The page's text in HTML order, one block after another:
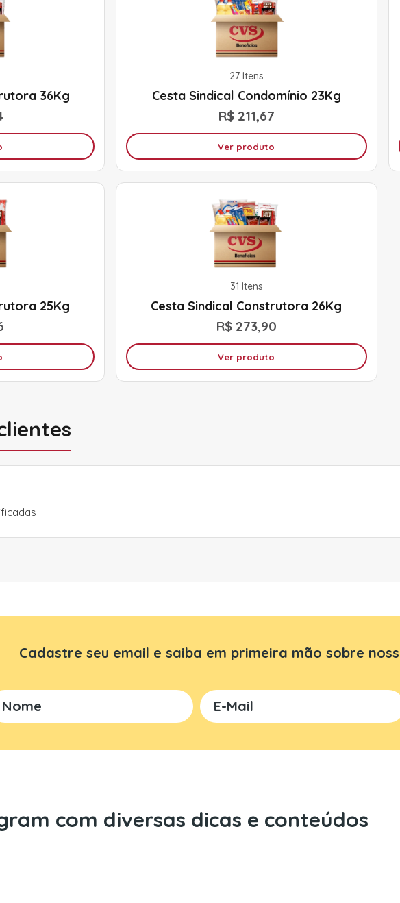
36Kg
27 Itens
Cesta Sindical Condomínio 23Kg
R$ 211,67
Ver produto
25Kg
31 Itens
Cesta Sindical Construtora 26Kg
R$ 273,90
Ver produto
Cadastre seu email e saiba em primeira mão sobre
com diversas dicas e conteúdos